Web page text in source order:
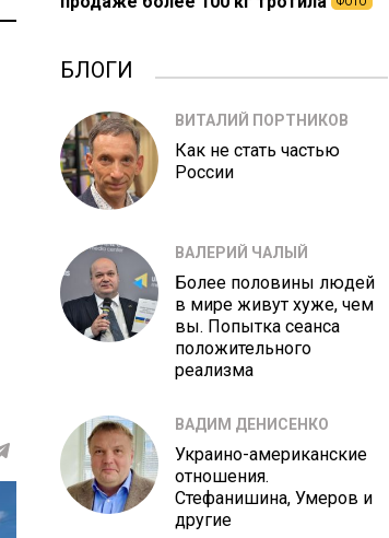
БЛОГИ
ВИТАЛИЙ ПОРТНИКОВ
Как не стать частью
России
ВАЛЕРИЙ ЧАЛЫЙ
Более половины людей
в мире живут хуже, чем
вы. Попытка сеанса
положительного
реализма
ВАДИМ ДЕНИСЕНКО
Украино-американские
отношения.
Стефанишина, Умеров и
другие